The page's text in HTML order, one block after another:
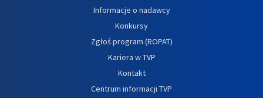
Informacje o nadawcy
Konkursy
Zgłoś program (ROPAT)
Kariera w TVP
Kontakt
Centrum informacji TVP